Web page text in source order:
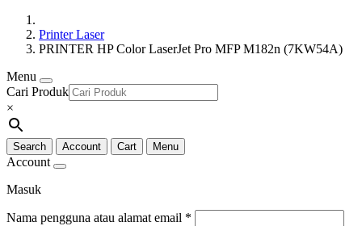
Printer Laser
PRINTER HP Color LaserJet Pro MFP M182n (7KW54A)
Menu
Cari Produk
×
Search Account Cart Menu
Account
Masuk
Nama pengguna atau alamat email *